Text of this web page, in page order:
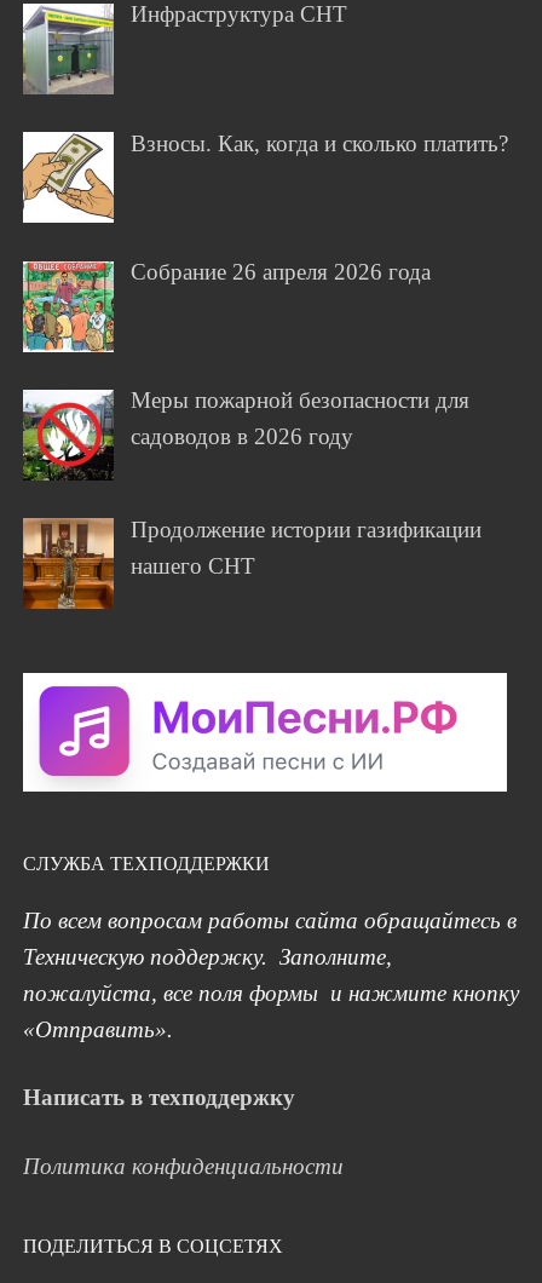
Инфраструктура СНТ
Взносы. Как, когда и сколько платить?
Собрание 26 апреля 2026 года
Меры пожарной безопасности для
садоводов в 2026 году
Продолжение истории газификации
нашего СНТ
СЛУЖБА ТЕХПОДДЕРЖКИ
По всем вопросам работы сайта обращайтесь в
Техническую поддержку. Заполните,
пожалуйста, все поля формы и нажмите кнопку
«Отправить».
Написать в техподдержку
Политика конфиденциальности
ПОДЕЛИТЬСЯ В СОЦСЕТЯХ